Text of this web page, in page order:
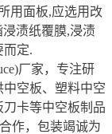
用面板,应选用改
渍纸覆膜,浸渍
而定.
厂家，专注研
空板、塑料中空
卡等中空板制品
作，包装竭诚为